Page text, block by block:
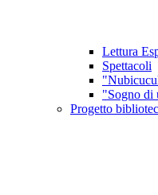
Lettura
Spettacoli
"Sogno di
Progetto